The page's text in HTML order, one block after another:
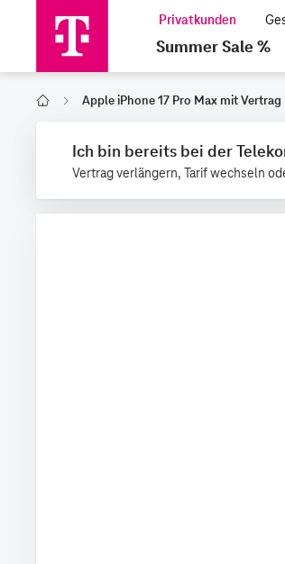
Summer Sale %
Home Apple iPhone 17 Pro Max mit Vertrag
Ich bin bereits bei der
Vertrag verlängern, Tarif wechseln